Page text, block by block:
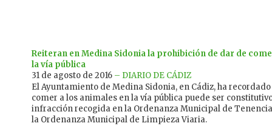
Reiteran en Medina Sidonia la prohibición de dar de
la vía pública
31 de agosto de 2016 – DIARIO DE CÁDIZ
El Ayuntamiento de Medina Sidonia, en Cádiz, ha
comer a los animales en la vía pública puede ser
infracción recogida en la Ordenanza Municipal de
la Ordenanza Municipal de Limpieza Viaria.